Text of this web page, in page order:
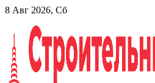
Перейти
содержанию
8 Авг 2026, Сб